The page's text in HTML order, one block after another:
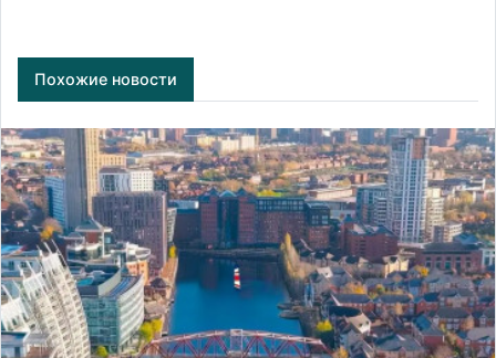
Похожие новости